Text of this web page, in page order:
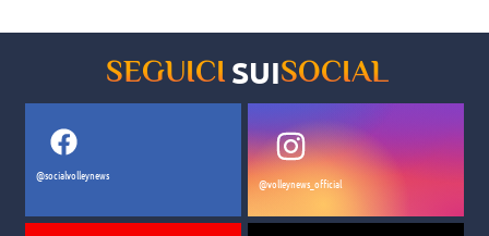
SEGUICI SUISOCIAL
@socialvolleynews
@volleynews_official